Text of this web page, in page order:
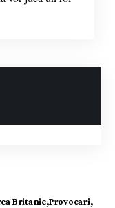
Britanie Provocari